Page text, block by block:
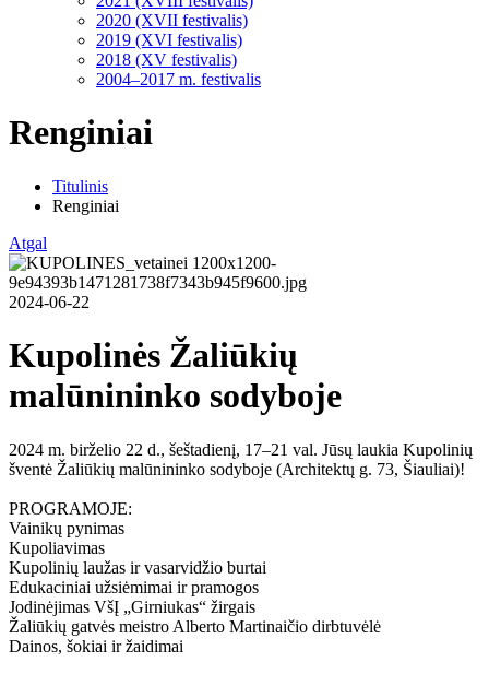
2020 (XVII festivalis)
2019 (XVI festivalis)
2018 (XV festivalis)
2004–2017 m. festivalis
Renginiai
Titulinis
Renginiai
Atgal
2024-06-22
Kupolinės Žaliūkių
malūnininko sodyboje
2024 m. birželio 22 d., šeštadienį, 17–21 val. Jūsų laukia Kupolinių
šventė Žaliūkių malūnininko sodyboje (Architektų g. 73, Šiauliai)!
PROGRAMOJE:
Vainikų pynimas
Kupoliavimas
Kupolinių laužas ir vasarvidžio burtai
Edukaciniai užsiėmimai ir pramogos
Jodinėjimas VšĮ „Girniukas“ žirgais
Žaliūkių gatvės meistro Alberto Martinaičio dirbtuvėlė
Dainos, šokiai ir žaidimai